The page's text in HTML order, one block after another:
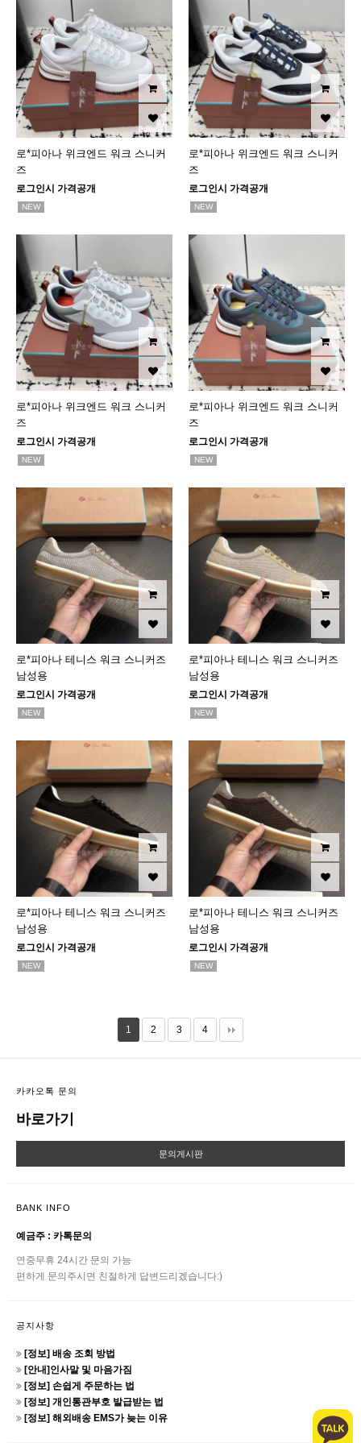
로*피아나 위크엔드 워크 스니커
즈
로그인시 가격공개
NEW
로*피아나 위크엔드 워크 스니커
즈
로그인시 가격공개
NEW
로*피아나 위크엔드 워크 스니커
즈
로그인시 가격공개
NEW
로*피아나 위크엔드 워크 스니커
즈
로그인시 가격공개
NEW
로*피아나 테니스 워크 스니커즈
남성용
로그인시 가격공개
NEW
로*피아나 테니스 워크 스니커즈
남성용
로그인시 가격공개
NEW
로*피아나 테니스 워크 스니커즈
남성용
로그인시 가격공개
NEW
로*피아나 테니스 워크 스니커즈
남성용
로그인시 가격공개
NEW
1 2 3 4
카카오톡 문의
바로가기
문의게시판
BANK INFO
예금주 : 카톡문의
연중무휴 24시간 문의 가능
편하게 문의주시면 친절하게 답변드리겠습니다:)
공지사항
[정보] 배송 조회 방법
[안내]인사말 및 마음가짐
[정보] 손쉽게 주문하는 법
[정보] 개인통관부호 발급받는 법
[정보] 해외배송 EMS가 늦는 이유